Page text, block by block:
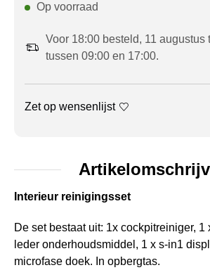
Op voorraad
Voor 18:00 besteld, 11 augustus
tussen 09:00 en 17:00.
Zet op wensenlijst
Interieur reinigingsset
De set bestaat uit: 1x cockpitreiniger, 1
leder onderhoudsmiddel, 1 x s-in1
microfase doek. In opbergtas.